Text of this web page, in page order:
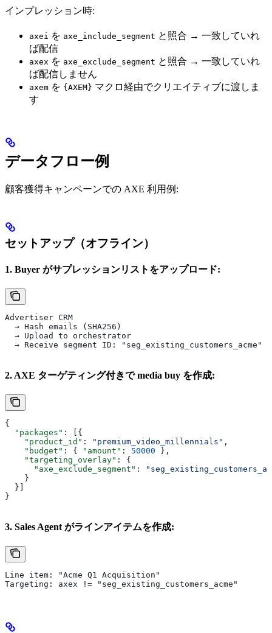
インプレッション時:
axei を axe_include_segment と照合 → 一致していれ
ば配信
axex を axe_exclude_segment と照合 → 一致していれ
ば配信しません
axem を {AXEM} マクロ経由でクリエイティブに渡しま
す
データフロー例
顧客獲得キャンペーンでの AXE 利用例:
セットアップ（オフライン）
1. Buyer がサプレッションリストをアップロード:
Advertiser CRM
  → Hash emails (SHA256)
  → Upload to orchestrator
  → Receive segment ID: "seg_existing_customers_acme"
2. AXE ターゲティング付きで media buy を作成:
{
  "packages"
: [{
    "product_id"
: "premium_video_millennials" ,
    "budget"
: { "amount" : 50000 },
    "targeting_overlay"
: {
      "axe_exclude_segment"
:
    }
  }]
}
3. Sales Agent がラインアイテムを作成:
Line item: "Acme Q1 Acquisition"
Targeting: axex != "seg_existing_customers_acme"